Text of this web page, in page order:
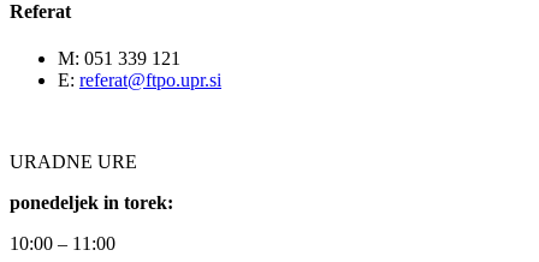
Referat
M: 051 339 121
E: referat@ftpo.upr.si
URADNE URE
ponedeljek in torek:
10:00 – 11:00